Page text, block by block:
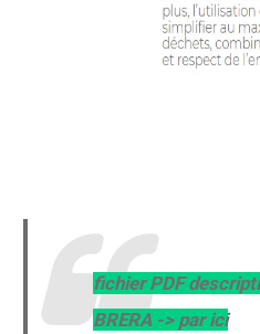
fichier PDF
BRERA -> par ici